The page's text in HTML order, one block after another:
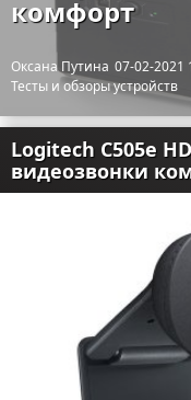
Разное
Право
Отказ от
комфорт
Оксана Путина 07-02-2021
Тесты и обзоры устройств
Logitech C505e
видеозвонки